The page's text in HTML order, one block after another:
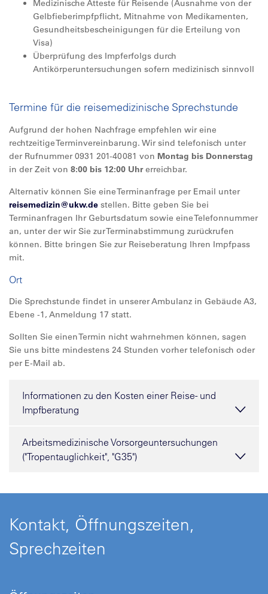
Medizinische Atteste für Reisende (Ausnahme von der
Gelbfieberimpfpflicht, Mitnahme von Medikamenten,
Gesundheitsbescheinigungen für die Erteilung von
Visa)
Überprüfung des Impferfolgs durch
Antikörperuntersuchungen sofern medizinisch sinnvoll
Termine für die reisemedizinische Sprechstunde
Aufgrund der hohen Nachfrage empfehlen wir eine
rechtzeitige Terminvereinbarung. Wir sind telefonisch unter
der Rufnummer 0931 201-40081 von Montag bis Donnerstag
in der Zeit von 8:00 bis 12:00 Uhrerreichbar.
Alternativ können Sie eine Terminanfrage per Email unter
reisemedizin@ukw.de stellen. Bitte geben Sie bei
Terminanfragen Ihr Geburtsdatum sowie eine Telefonnummer
an, unter der wir Sie zur Terminabstimmung zurückrufen
können. Bitte bringen Sie zur Reiseberatung Ihren Impfpass
mit.
Ort
Die Sprechstunde findet in unserer Ambulanz in Gebäude A3,
Ebene -1, Anmeldung 17 statt.
Sollten Sie einen Termin nicht wahrnehmen können, sagen
Sie uns bitte mindestens 24 Stunden vorher telefonisch oder
per E-Mail ab.
Informationen zu den Kosten einer Reise- und
Impfberatung
Arbeitsmedizinische Vorsorgeuntersuchungen
("Tropentauglichkeit", "G35")
Kontakt, Öffnungszeiten,
Sprechzeiten